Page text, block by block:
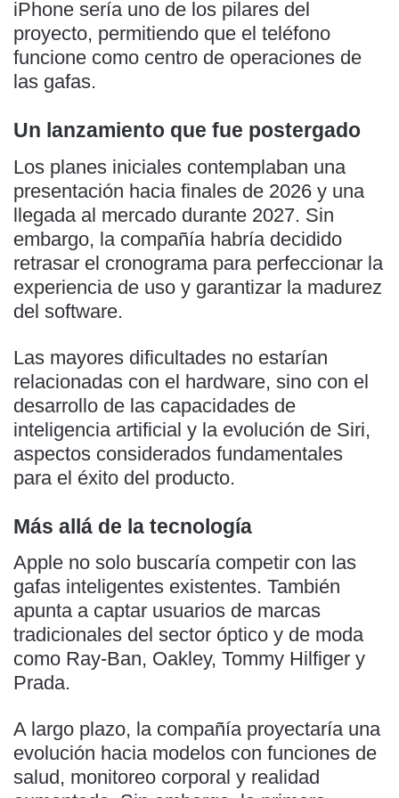
iPhone sería uno de los pilares del
proyecto, permitiendo que el teléfono
funcione como centro de operaciones de
las gafas.
Un lanzamiento que fue postergado
Los planes iniciales contemplaban una
presentación hacia finales de 2026 y una
llegada al mercado durante 2027. Sin
embargo, la compañía habría decidido
retrasar el cronograma para perfeccionar la
experiencia de uso y garantizar la madurez
del software.
Las mayores dificultades no estarían
relacionadas con el hardware, sino con el
desarrollo de las capacidades de
inteligencia artificial y la evolución de Siri,
aspectos considerados fundamentales
para el éxito del producto.
Más allá de la tecnología
Apple no solo buscaría competir con las
gafas inteligentes existentes. También
apunta a captar usuarios de marcas
tradicionales del sector óptico y de moda
como Ray-Ban, Oakley, Tommy Hilfiger y
Prada.
A largo plazo, la compañía proyectaría una
evolución hacia modelos con funciones de
salud, monitoreo corporal y realidad